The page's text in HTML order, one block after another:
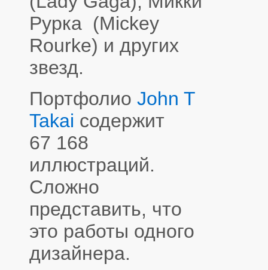
Рурка (Mickey
Rourke) и других
звезд.
Портфолио John T
Takai содержит
67 168
иллюстраций.
Сложно
представить, что
это работы одного
дизайнера.